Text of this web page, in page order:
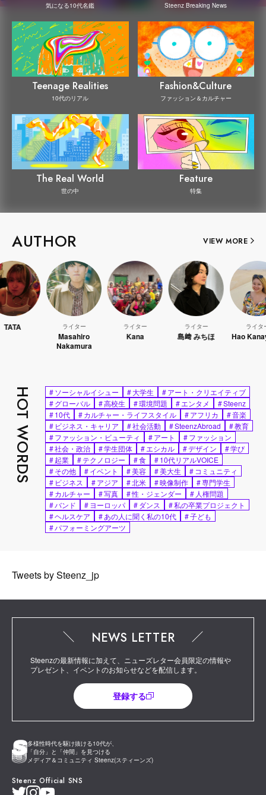
気になる10代名鑑 Steenz Breaking News
Teenage Realities
10代のリアル
Fashion&Culture
ファッション＆カルチャー
The Real World
世の中
Feature
特集
AUTHOR VIEW MORE
Masahiro
Nakamura
島﨑 みちほ Hao Kanayama
HOT WORDS #ソーシャルイシュー #大学生 #アート・クリエイティブ
#グローバル #高校生 #環境問題 #エンタメ #Steenz
#10代 #カルチャー・ライフスタイル #アフリカ #音楽
# ビジネス・キャリア #社会活動 #SteenzAbroad #教育
#ファッション・ビューティ #アート #ファッション
#社会・政治 #学生団体 #エシカル #デザイン #学び
#起業 #テクノロジー #食 #10代リアルVOICE
#その他 #イベント #美容 #美大生 # コミュニティ
# ビジネス #アジア #北米 #映像制作 #専門学生
#カルチャー #写真 #性・ジェンダー # 人権問題
#バンド #ヨーロッパ #ダンス #私の卒業プロジェクト
#ヘルスケア #あの人に聞く私の10代 #子ども
#パフォーミングアーツ
Tweets by Steenz_jp
多様性時代を駆け抜ける10代が、
「自分」と「仲間」を見つける
メディア＆コミュニティ Steenz(スティーンズ)
Steenz Official SNS
NEWS LETTER
Steenzの最新情報に加えて、ニューズレター会員限定の情報や
プレゼント、イベントのお知らせなどを配信します。
登録する